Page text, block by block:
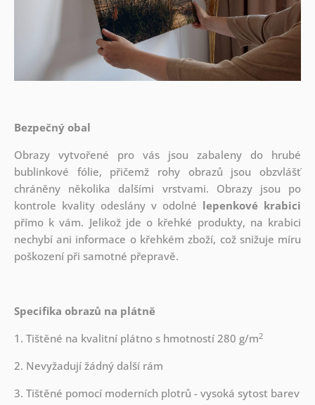
Bezpečný obal
Obrazy vytvořené pro vás jsou zabaleny do hrubé
bublinkové fólie, přičemž rohy obrazů jsou obzvlášť
chráněny několika dalšími vrstvami. Obrazy jsou po
kontrole kvality odeslány v odolné lepenkové krabici
přímo k vám. Jelikož jde o křehké produkty, na krabici
nechybí ani informace o křehkém zboží, což snižuje míru
poškození při samotné přepravě.
Specifika obrazů na plátně
1. Tištěné na kvalitní plátno s hmotností 280 g/m2
2. Nevyžadují žádný další rám
3. Tištěné pomocí moderních plotrů - vysoká sytost barev